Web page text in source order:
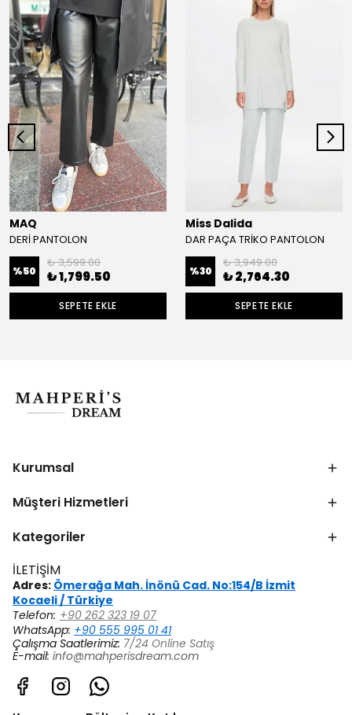
MAQ
DERİ PANTOLON
%50
₺ 3,599.00
₺ 1,799.50
SEPETE EKLE
Miss Dalida
DAR PAÇA TRİKO PANTOLON
%30
₺ 3,949.00
₺ 2,764.30
SEPETE EKLE
Kurumsal
Müşteri Hizmetleri
Kategoriler
İLETİŞİM
Adres: Ömerağa Mah. İnönü Cad. No:154/B İzmit
Kocaeli / Türkiye
Telefon: +90 262 323 19 07
WhatsApp: +90 555 995 01 41
Çalışma Saatlerimiz: 7/24 Online Satış
E-mail: info@mahperisdream.com